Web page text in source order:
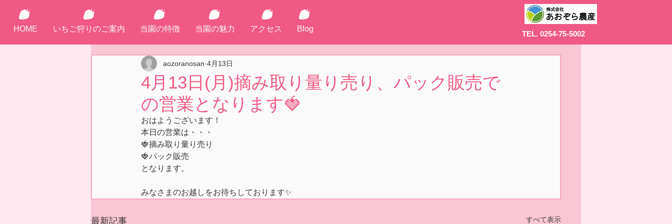
HOME いちご狩りのご案内 当園の特徴 当園の魅力 アクセス Blog
TEL. 0254-75-5002
4月13日(月)摘み取り量り売り、パック販売で
の営業となります🍓
aozoranosan 4月13日
おはようございます！
本日の営業は・・・
🍓摘み取り量り売り
🍓パック販売
となります。
みなさまのお越しをお待ちしております✨
最新記事 すべて表示